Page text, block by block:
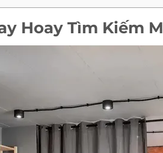
Hoay Tìm Kiếm